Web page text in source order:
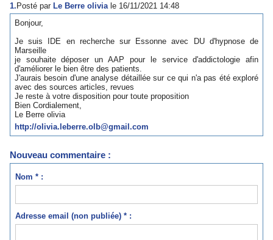
1. Posté par Le Berre olivia le 16/11/2021 14:48
Bonjour,
Je suis IDE en recherche sur Essonne avec DU d'hypnose de
Marseille
je souhaite déposer un AAP pour le service d'addictologie afin
d'améliorer le bien être des patients.
J'aurais besoin d'une analyse détaillée sur ce qui n'a pas été exploré
avec des sources articles, revues
Je reste à votre disposition pour toute proposition
Bien Cordialement,
Le Berre olivia
http://olivia.leberre.olb@gmail.com
Nouveau commentaire :
Nom * :
Adresse email (non publiée) * :